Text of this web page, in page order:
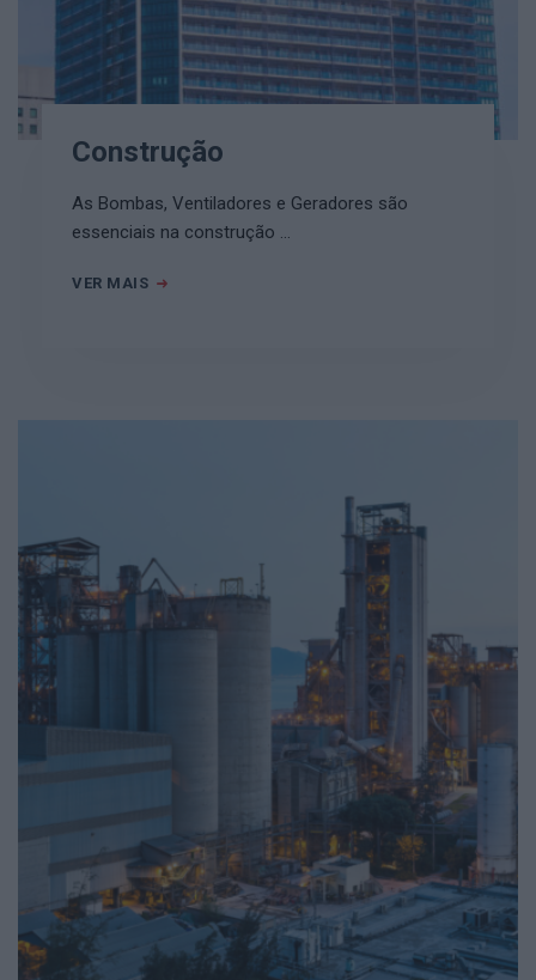
Construção
As Bombas, Ventiladores e Geradores são
essenciais na construção …
VER MAIS